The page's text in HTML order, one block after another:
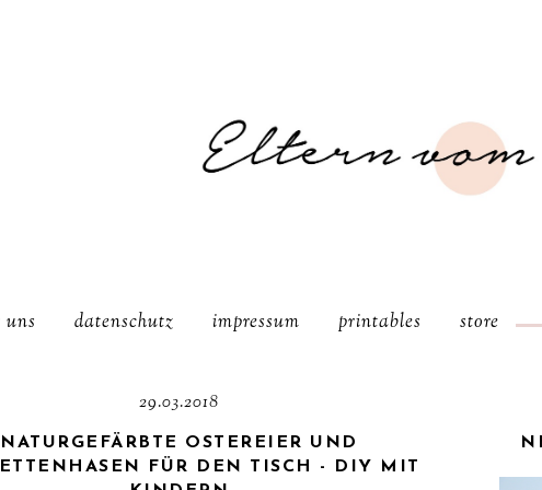
uns datenschutz impressum printables store
29.03.2018
NATURGEFÄRBTE OSTEREIER UND
FÜR DEN TISCH - DIY MIT